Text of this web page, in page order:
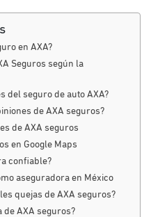
en AXA?
Seguros según la
del seguro de auto AXA?
de AXA seguros?
de AXA seguros
en Google Maps
confiable?
aseguradora en México
quejas de AXA seguros?
de AXA seguros?